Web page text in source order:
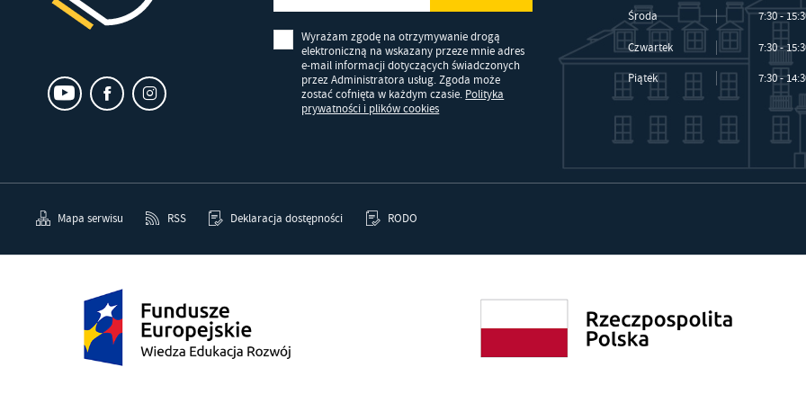
Wyrażam zgodę na otrzymywanie drogą
elektroniczną na wskazany przeze mnie adres
e-mail informacji dotyczących świadczonych
przez Administratora usług. Zgoda może
zostać cofnięta w każdym czasie. Polityka
prywatności i plików cookies
Środa 7:30 -
Czwartek 7:30 -
Piątek 7:30 -
Mapa serwisu RSS Deklaracja dostępności RODO